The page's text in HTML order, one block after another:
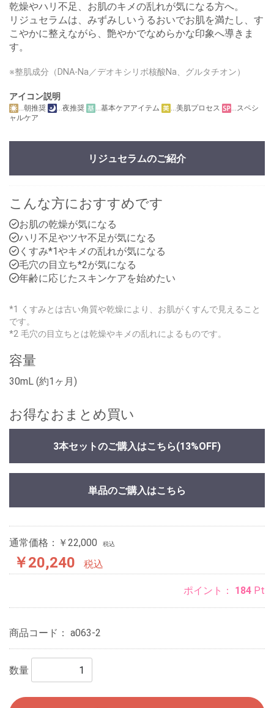
乾燥やハリ不足、お肌のキメの乱れが気になる方へ。
リジュセラムは、みずみしいうるおいでお肌を満たし、す
こやかに整えながら、艶やかでなめらかな印象へ導きま
す。
※整肌成分（DNA-Na／デオキシリボ核酸Na、グルタチオン）
アイコン説明
…朝推奨 …夜推奨 …基本ケアアイテム …美肌プロセス
…スペシ
ャルケア
リジュセラムのご紹介
こんな方におすすめです
お肌の乾燥が気になる
ハリ不足やツヤ不足が気になる
くすみ*1やキメの乱れが気になる
毛穴の目立ち*2が気になる
年齢に応じたスキンケアを始めたい
*1 くすみとは古い角質や乾燥により、お肌がくすんで見えること
です。
*2 毛穴の目立ちとは乾燥やキメの乱れによるものです。
容量
30mL (約1ヶ月)
お得なおまとめ買い
3本セットのご購入はこちら(13%OFF)
単品のご購入はこちら
通常価格：￥22,000 税込
￥20,240 税込
ポイント： 184 Pt
商品コード： a063-2
数量